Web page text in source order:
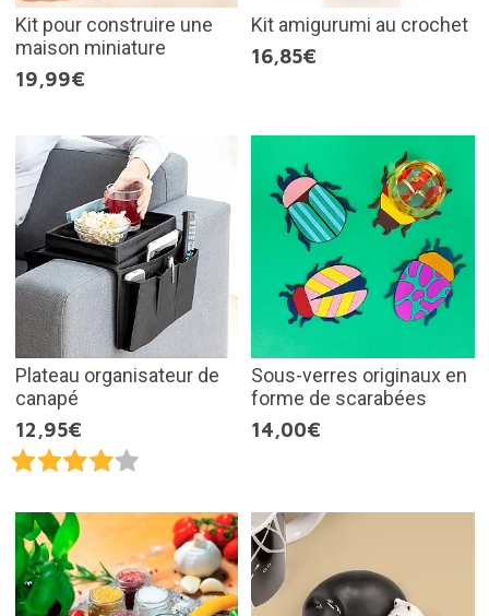
Kit pour construire une
maison miniature
19,99€
Kit amigurumi au crochet
16,85€
Plateau organisateur de
canapé
12,95€
Sous-verres originaux en
forme de scarabées
14,00€